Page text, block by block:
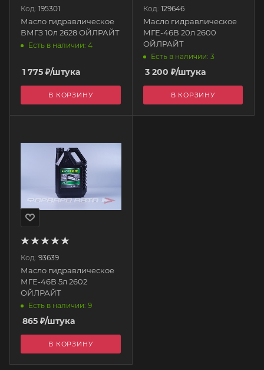
Код: 195301
Масло гидравлическое
ВМГЗ 10л 2628 ОЙЛРАЙТ
Есть в наличии: 4
1 775 ₽/штука
В КОРЗИНУ
Код: 129646
Масло гидравлическое
МГЕ-46В 20л 2600
ОЙЛРАЙТ
Есть в наличии: 3
3 200 ₽/штука
В КОРЗИНУ
Код: 93639
Масло гидравлическое
МГЕ-46В 5л 2602
ОЙЛРАЙТ
Есть в наличии: 9
865 ₽/штука
В КОРЗИНУ